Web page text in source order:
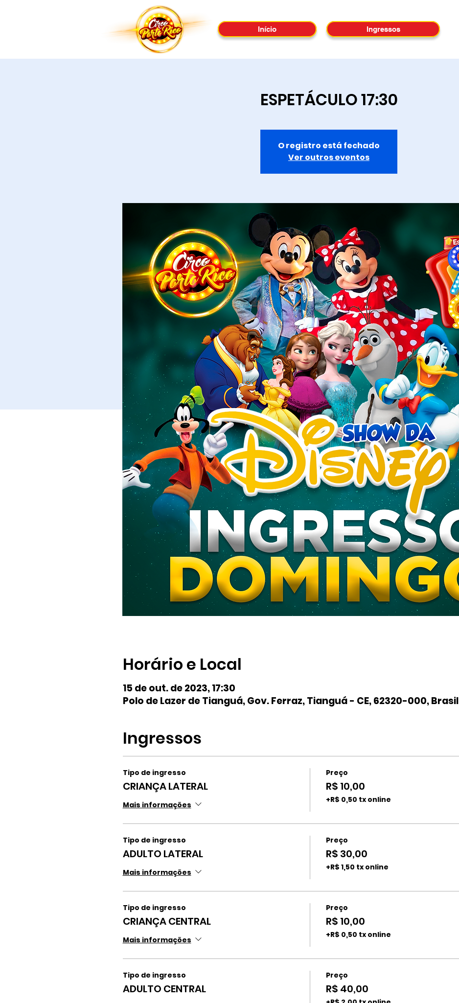
Início Ingressos
ESPETÁCULO 17:30
O registro está fechado
Ver outros eventos
Horário e Local
15 de out. de 2023, 17:30
Polo de Lazer de Tianguá, Gov. Ferraz, Tianguá - CE, 62320-000, Brasil
Ingressos
Tipo de ingresso
CRIANÇA LATERAL
Mais informações
Preço
R$ 10,00
+R$ 0,50 tx online
Tipo de ingresso
ADULTO LATERAL
Mais informações
Preço
R$ 30,00
+R$ 1,50 tx online
Tipo de ingresso
CRIANÇA CENTRAL
Mais informações
Preço
R$ 10,00
+R$ 0,50 tx online
Tipo de ingresso
ADULTO CENTRAL
Preço
R$ 40,00